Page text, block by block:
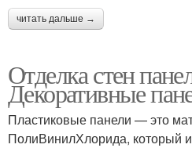
читать дальше →
Отделка стен
Декоративные
Пластиковые панели — это
ПолиВинилХлорида, который